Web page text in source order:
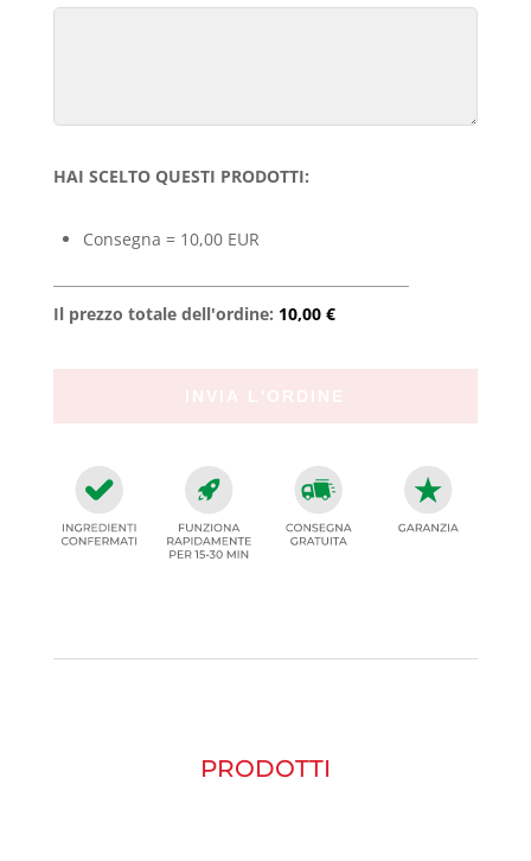
HAI SCELTO QUESTI PRODOTTI:
Consegna = 10,00 EUR
Il prezzo totale dell'ordine: 10,00 €
PRODOTTI